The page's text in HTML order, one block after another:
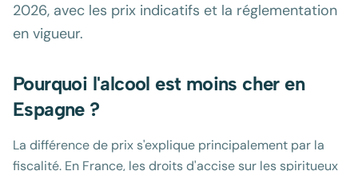
2026, avec les prix indicatifs et la réglementation
en vigueur.
Pourquoi l'alcool est moins cher en
Espagne ?
La différence de prix s'explique principalement par la
fiscalité. En France, les droits d'accise sur les spiritueux